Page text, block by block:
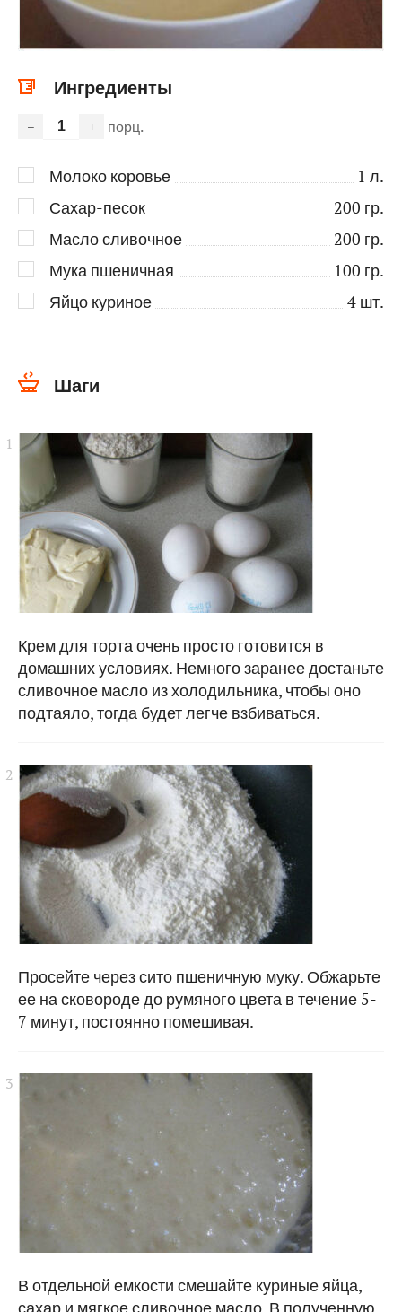
Ингредиенты
– + порц.
Молоко коровье 1 л.
Сахар-песок
200 гр.
Масло сливочное
200 гр.
Мука пшеничная
100 гр.
Яйцо куриное
4 шт.
Шаги
Крем для торта очень просто готовится в
домашних условиях. Немного заранее достаньте
сливочное масло из холодильника, чтобы оно
подтаяло, тогда будет легче взбиваться.
Просейте через сито пшеничную муку. Обжарьте
ее на сковороде до румяного цвета в течение 5-
7 минут, постоянно помешивая.
В отдельной емкости смешайте куриные яйца,